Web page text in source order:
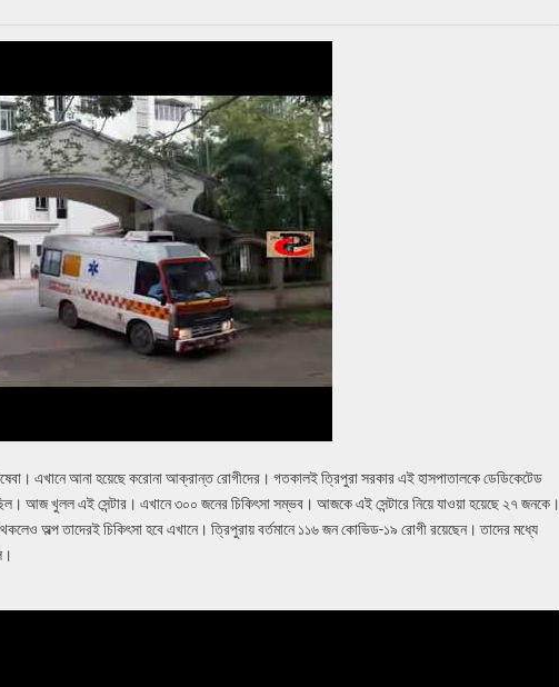
এখানে আনা হয়েছে করোনা আক্রান্ত রোগীদের। গতকালই ত্রিপুরা সরকার এই হাসপাতালকে ডেডিকেটেড
আজ খুলল এই সেন্টার। এখানে ৩০০ জনের চিকিৎসা সম্ভব। আজকে এই সেন্টারে নিয়ে যাওয়া হয়েছে ২৭ জনকে।
অল্প তাদেরই চিকিৎসা হবে এখানে। ত্রিপুরায় বর্তমানে ১১৬ জন কোভিড-১৯ রোগী রয়েছেন। তাদের মধ্যে